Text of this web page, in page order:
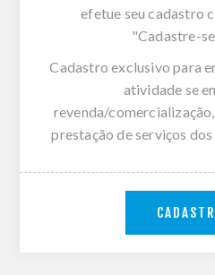
efetue seu cadastro
"Cadastre-
Cadastro exclusivo para
atividade se
revenda/
prestação de serviços